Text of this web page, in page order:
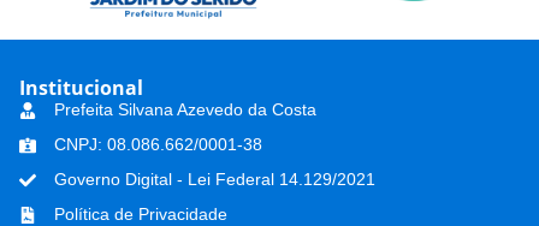
Institucional
Prefeita Silvana Azevedo da Costa
CNPJ: 08.086.662/0001-38
Governo Digital - Lei Federal 14.129/2021
Política de Privacidade